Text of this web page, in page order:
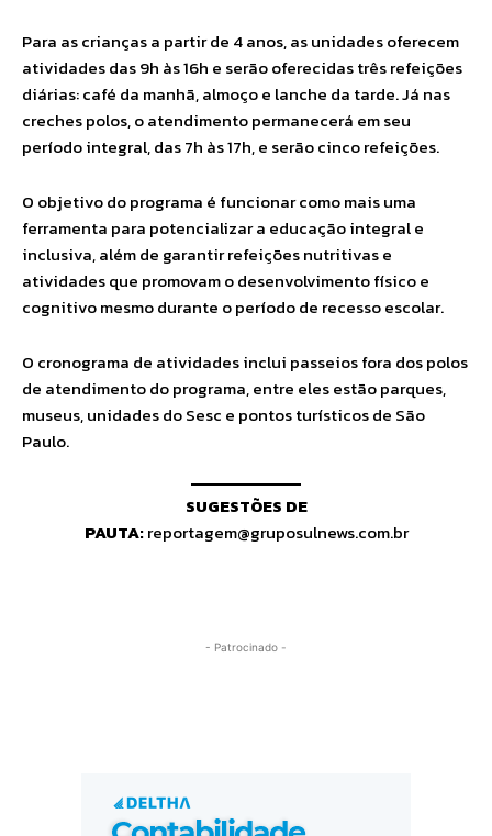
Para as crianças a partir de 4 anos, as unidades oferecem
atividades das 9h às 16h e serão oferecidas três refeições
diárias: café da manhã, almoço e lanche da tarde. Já nas
creches polos, o atendimento permanecerá em seu
período integral, das 7h às 17h, e serão cinco refeições.
O objetivo do programa é funcionar como mais uma
ferramenta para potencializar a educação integral e
inclusiva, além de garantir refeições nutritivas e
atividades que promovam o desenvolvimento físico e
cognitivo mesmo durante o período de recesso escolar.
O cronograma de atividades inclui passeios fora dos polos
de atendimento do programa, entre eles estão parques,
museus, unidades do Sesc e pontos turísticos de São
Paulo.
SUGESTÕES DE
PAUTA:reportagem@gruposulnews.com.br
- Patrocinado -